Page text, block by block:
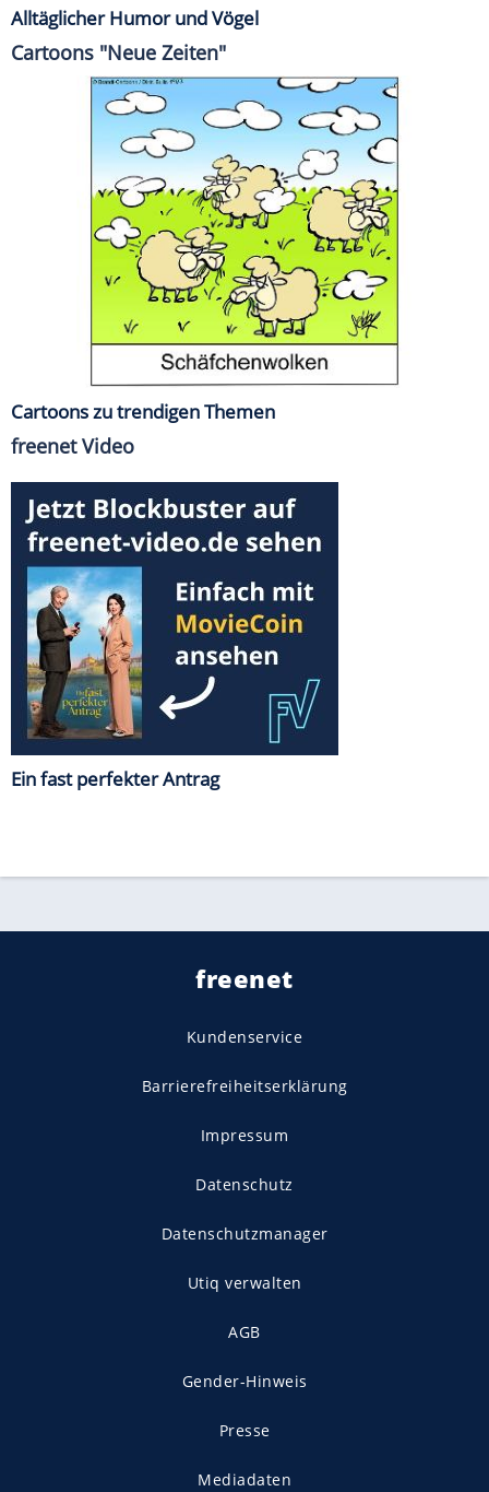
Alltäglicher Humor und Vögel
Cartoons "Neue Zeiten"
Cartoons zu trendigen Themen
freenet Video
Ein fast perfekter Antrag
freenet
Kundenservice
Barrierefreiheitserklärung
Impressum
Datenschutz
Datenschutzmanager
Utiq verwalten
AGB
Gender-Hinweis
Presse
Mediadaten